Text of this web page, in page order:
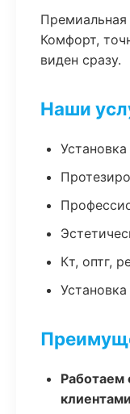
Комфорт,
виден сразу.
Наши
Кт, оптг,
клиентами